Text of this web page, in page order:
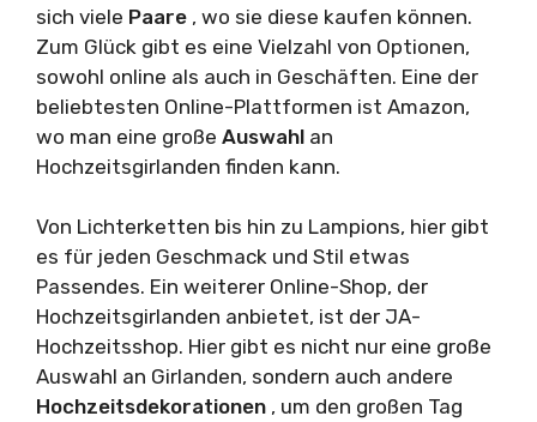
sich viele Paare , wo sie diese kaufen können.
Zum Glück gibt es eine Vielzahl von Optionen,
sowohl online als auch in Geschäften. Eine der
beliebtesten Online-Plattformen ist Amazon,
wo man eine große Auswahl an
Hochzeitsgirlanden finden kann.
Von Lichterketten bis hin zu Lampions, hier gibt
es für jeden Geschmack und Stil etwas
Passendes. Ein weiterer Online-Shop, der
Hochzeitsgirlanden anbietet, ist der JA-
Hochzeitsshop. Hier gibt es nicht nur eine große
Auswahl an Girlanden, sondern auch andere
Hochzeitsdekorationen , um den großen Tag